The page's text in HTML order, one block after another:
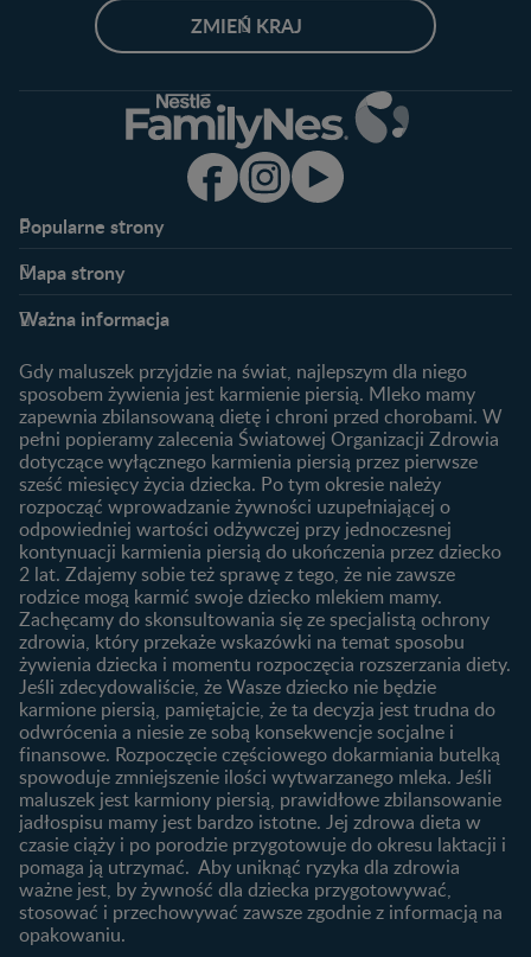
ZMIEŃ KRAJ
Popularne strony​
Kontakt
FAQ
Produkty
Wyszukiwarka produktów
Nasze marki
Mapa strony​
Plamienie implantacyjne –
Jak zaplanować płeć
dziecka?
Jak rozpoznać dni płodne?
Badania przed ciążą
Planowanie urlopu
macierzyńskiego
1. trymestr ciąży
2. trymestr ciąży
3. trymestr ciąży
Rozwój dziecka
Kalendarz rozwoju dziecka
Skoki rozwojowe
Ząbkowanie u niemowląt
Żywienie dziecka
10 sposobów jak poprawić
laktację
Jakie mleko następne
wybrać dla dziecka?
Jak rozszerzać dietę
niemowlaka?
Przydatne materiały dla
rodziców
Poradniki dla rodziców
Karty do zdjęć dla
Maluszka
Materiały do pobrania
Narzędzia dla rodziców
Ważna informacja
Gdy maluszek przyjdzie na świat, najlepszym dla niego
sposobem żywienia jest karmienie piersią. Mleko mamy
zapewnia zbilansowaną dietę i chroni przed chorobami. W
pełni popieramy zalecenia Światowej Organizacji Zdrowia
dotyczące wyłącznego karmienia piersią przez pierwsze
sześć miesięcy życia dziecka. Po tym okresie należy
rozpocząć wprowadzanie żywności uzupełniającej o
odpowiedniej wartości odżywczej przy jednoczesnej
kontynuacji karmienia piersią do ukończenia przez dziecko
2 lat. Zdajemy sobie też sprawę z tego, że nie zawsze
rodzice mogą karmić swoje dziecko mlekiem mamy.
Zachęcamy do skonsultowania się ze specjalistą ochrony
zdrowia, który przekaże wskazówki na temat sposobu
żywienia dziecka i momentu rozpoczęcia rozszerzania diety.
Jeśli zdecydowaliście, że Wasze dziecko nie będzie
karmione piersią, pamiętajcie, że ta decyzja jest trudna do
odwrócenia a niesie ze sobą konsekwencje socjalne i
finansowe. Rozpoczęcie częściowego dokarmiania butelką
spowoduje zmniejszenie ilości wytwarzanego mleka. Jeśli
maluszek jest karmiony piersią, prawidłowe zbilansowanie
jadłospisu mamy jest bardzo istotne. Jej zdrowa dieta w
czasie ciąży i po porodzie przygotowuje do okresu laktacji i
pomaga ją utrzymać. Aby uniknąć ryzyka dla zdrowia
ważne jest, by żywność dla dziecka przygotowywać,
stosować i przechowywać zawsze zgodnie z informacją na
opakowaniu.